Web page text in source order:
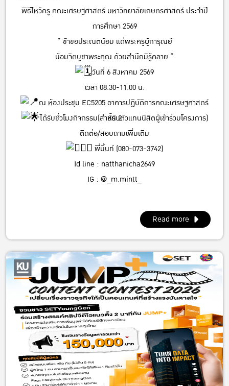
พิธีไหว้ครู คณะเศรษฐศาสตร์ มหาวิทยาลัยเกษตรศาสตร์ ประจำปี
การศึกษา 2569
” ข้าขอประณตน้อม แด่พระครูผู้การุณย์
น้อมจิตบูชาพระคุณ ด้วยสำนึกมิรู้คลาย “
วันที่ 6 สิงหาคม 2569
เวลา 08.30-11.00 น.
ณ ห้องประชุม EC5205 อาคารปฏิบัติการคณะเศรษฐศาสตร์
ชั้น 2
ได้รับชั่วโมงกิจกรรม(สำหรับตัวแทนนิสิตผู้เข้าร่วมโครงการ)
ติดต่อ/สอบถามเพิ่มเติม
พี่มิ้นท์ (080-073-3742)
Id line : natthanicha2649
IG : @_m.mintt_
Id line : fourbrabra424
IG : @four_zapak
Read more